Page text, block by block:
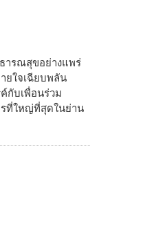
ารณสุขอย่างแพร่
ยใจเฉียบพลัน
กับเพื่อนร่วม
รที่ใหญ่ที่สุดในย่าน